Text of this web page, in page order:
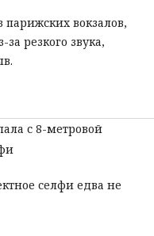
парижских вокзалов,
резкого звука,
с 8-метровой
селфи едва не